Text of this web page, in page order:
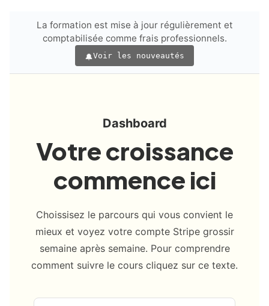
La formation est mise à jour régulièrement et
comptabilisée comme frais professionnels.
Voir les nouveautés
Dashboard
Votre croissance
commence ici
Choissisez le parcours qui vous convient le
mieux et voyez votre compte Stripe grossir
semaine après semaine. Pour comprendre
comment suivre le cours cliquez sur ce texte.